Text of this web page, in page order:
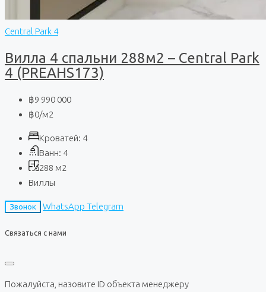
Central Park 4
Вилла 4 спальни 288м2 – Central Park
4 (PREAHS173)
฿9 990 000
฿0/м2
Кроватей: 4
Ванн: 4
288 м2
Виллы
Звонок WhatsApp Telegram
Связаться с нами
Пожалуйста, назовите ID объекта менеджеру